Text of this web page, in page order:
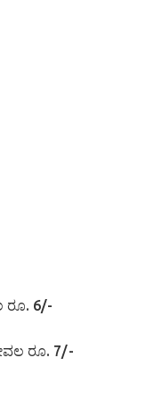
ರೂ. 6/-
ರೂ. 7/-